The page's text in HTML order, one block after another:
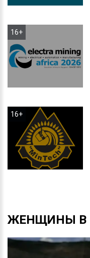
16+
16+
ЖЕНЩИНЫ В